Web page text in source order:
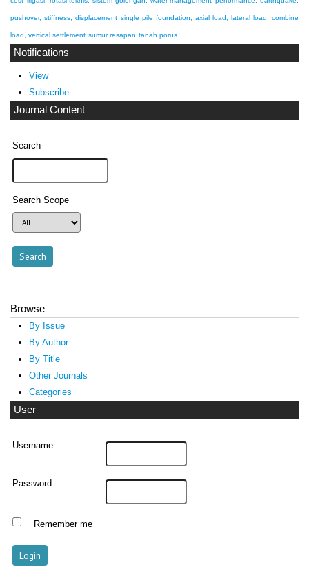
pushover, stiffness, displacement single pile foundation, axial load, lateral load, combine
load, vertical settlement sumur resapan tanah porus
Notifications
View
Subscribe
Journal Content
Search
Search Scope
Browse
By Issue
By Author
By Title
Other Journals
Categories
User
Username
Password
Remember me